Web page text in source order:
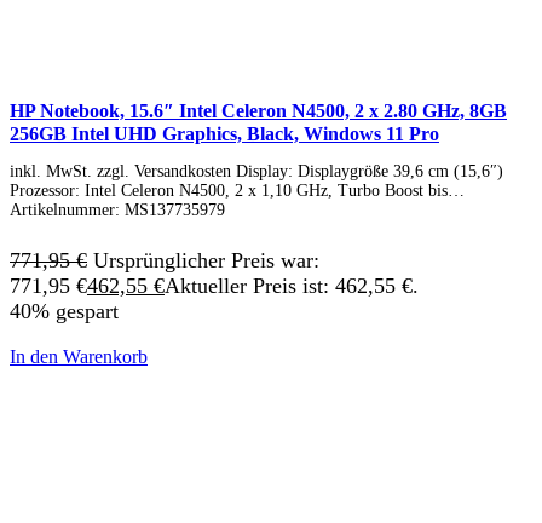
HP Notebook, 15.6″ Intel Celeron N4500, 2 x 2.80 GHz, 8GB
256GB Intel UHD Graphics, Black, Windows 11 Pro
inkl. MwSt. zzgl. Versandkosten Display: Displaygröße 39,6 cm (15,6″)
Prozessor: Intel Celeron N4500, 2 x 1,10 GHz, Turbo Boost bis…
Artikelnummer: MS137735979
771,95€ Ursprünglicher Preis war:
771,95 €462,55 €Aktueller Preis ist: 462,55 €.
40% gespart
In den Warenkorb